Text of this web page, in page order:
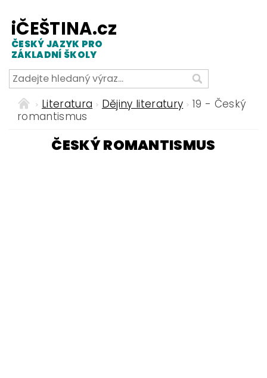
iČEŠTINA.cz
ČESKÝ JAZYK PRO
ZÁKLADNÍ ŠKOLY
Literatura Dějiny literatury
19 - Český
romantismus
ČESKÝ ROMANTISMUS